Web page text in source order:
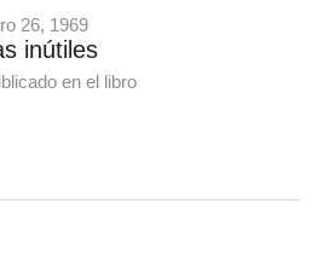
26, 1969
inútiles
en el libro